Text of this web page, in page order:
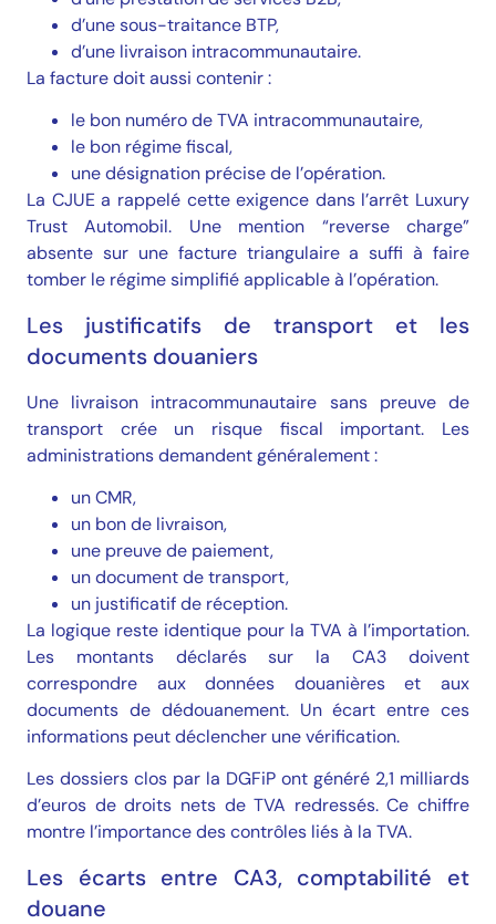
d’une sous-traitance BTP,
d’une livraison intracommunautaire.
La facture doit aussi contenir :
le bon numéro de TVA intracommunautaire,
le bon régime fiscal,
une désignation précise de l’opération.
La CJUE a rappelé cette exigence dans l’arrêt Luxury
Trust Automobil. Une mention “reverse charge”
absente sur une facture triangulaire a suffi à faire
tomber le régime simplifié applicable à l’opération.
Les justificatifs de transport et les
documents douaniers
Une livraison intracommunautaire sans preuve de
transport crée un risque fiscal important. Les
administrations demandent généralement :
un CMR,
un bon de livraison,
une preuve de paiement,
un document de transport,
un justificatif de réception.
La logique reste identique pour la TVA à l’importation.
Les montants déclarés sur la CA3 doivent
correspondre aux données douanières et aux
documents de dédouanement. Un écart entre ces
informations peut déclencher une vérification.
Les dossiers clos par la DGFiP ont généré 2,1 milliards
d’euros de droits nets de TVA redressés. Ce chiffre
montre l’importance des contrôles liés à la TVA.
Les écarts entre CA3, comptabilité et
douane